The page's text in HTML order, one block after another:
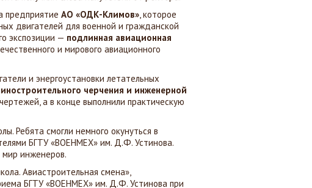
предприятие АО «ОДК-Климов» , которое
двигателей для военной и гражданской
экспозиции — подлинная авиационная
и мирового авиационного
и энергоустановки летательных
черчения и инженерной
а в конце выполнили практическую
Ребята смогли немного окунуться в
БГТУ «ВОЕНМЕХ» им. Д.Ф. Устинова.
мир инженеров.
Авиастроительная смена»,
БГТУ «ВОЕНМЕХ» им. Д.Ф. Устинова при